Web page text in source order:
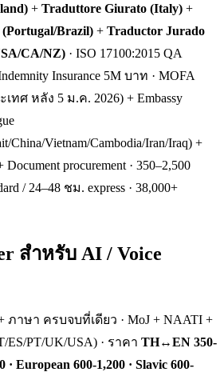
+ Traduttore Giurato (Italy) +
Brazil) + Traductor Jurado
CA/NZ) · ISO 17100:2015 QA
Insurance 5M บาท · MOFA
เทศ หลัง 5 ม.ค. 2026) + Embassy
China/Vietnam/Cambodia/Iran/Iraq) +
procurement · 350–2,500
/ 24–48 ชม. express · 38,000+
สำหรับ AI / Voice
ภาษา ครบจบที่เดียว · MoJ + NAATI +
ES/PT/UK/USA) · ราคา TH↔EN 350-
· European 600-1,200 · Slavic 600-